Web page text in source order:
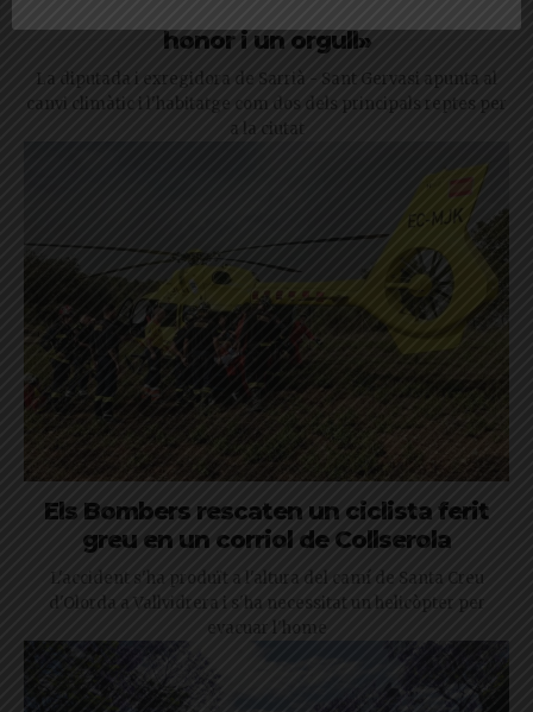
honor i un orgull»
La diputada i exregidora de Sarrià - Sant Gervasi apunta al
canvi climàtic i l'habitatge com dos dels principals reptes per
a la ciutat
Els Bombers rescaten un ciclista ferit
greu en un corriol de Collserola
L'accident s'ha produït a l'altura del camí de Santa Creu
d'Olorda a Vallvidrera i s'ha necessitat un helicòpter per
evacuar l'home